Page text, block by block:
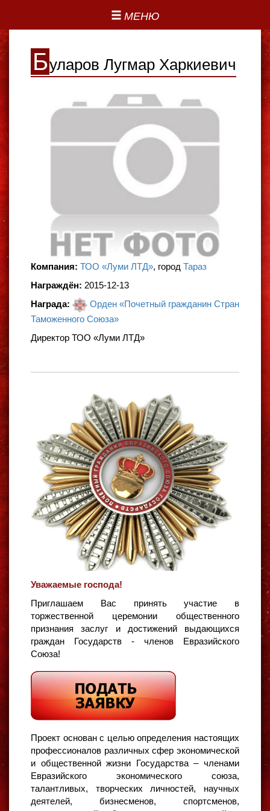
МЕНЮ
Буларов Лугмар Харкиевич
Компания: ТОО «Луми ЛТД», город Тараз
Награждён: 2015-12-13
Награда:
Орден «Почетный гражданин Стран
Таможенного Союза»
Директор ТОО «Луми ЛТД»
Уважаемые господа!
Приглашаем Вас принять участие в
торжественной церемонии общественного
признания заслуг и достижений выдающихся
граждан Государств - членов Евразийского
Союза!
Проект основан с целью определения настоящих
профессионалов различных сфер экономической
и общественной жизни Государства – членами
Евразийского экономического союза,
талантливых, творческих личностей, научных
деятелей, бизнесменов, спортсменов,